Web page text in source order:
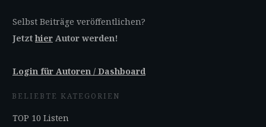
Selbst Beiträge veröffentlichen?
Jetzthier Autor werden!
Login für Autoren / Dashboard
BELIEBTE KATEGORIEN
TOP 10 Listen